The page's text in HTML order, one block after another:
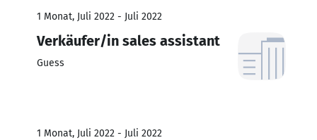
1 Monat, Juli 2022 - Juli 2022
Verkäufer/in sales assistant
Guess
1 Monat, Juli 2022 - Juli 2022